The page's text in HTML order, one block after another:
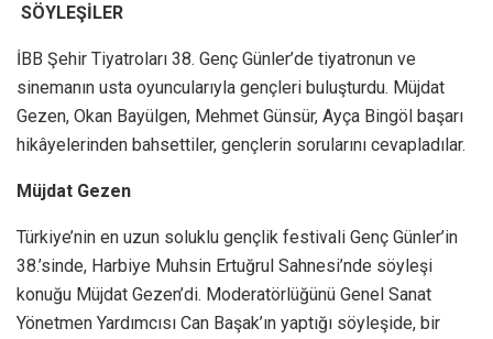
SÖYLEŞİLER
İBB Şehir Tiyatroları 38. Genç Günler’de tiyatronun ve
sinemanın usta oyuncularıyla gençleri buluşturdu. Müjdat
Gezen, Okan Bayülgen, Mehmet Günsür, Ayça Bingöl başarı
hikâyelerinden bahsettiler, gençlerin sorularını cevapladılar.
Müjdat Gezen
Türkiye’nin en uzun soluklu gençlik festivali Genç Günler’in
38.’sinde, Harbiye Muhsin Ertuğrul Sahnesi’nde söyleşi
konuğu Müjdat Gezen’di. Moderatörlüğünü Genel Sanat
Yönetmen Yardımcısı Can Başak’ın yaptığı söyleşide, bir